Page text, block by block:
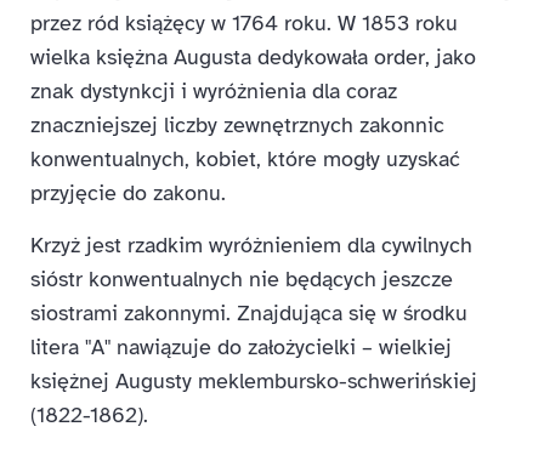
przez ród książęcy w 1764 roku. W 1853 roku
wielka księżna Augusta dedykowała order, jako
znak dystynkcji i wyróżnienia dla coraz
znaczniejszej liczby zewnętrznych zakonnic
konwentualnych, kobiet, które mogły uzyskać
przyjęcie do zakonu.
Krzyż jest rzadkim wyróżnieniem dla cywilnych
sióstr konwentualnych nie będących jeszcze
siostrami zakonnymi. Znajdująca się w środku
litera "A" nawiązuje do założycielki – wielkiej
księżnej Augusty meklembursko-schwerińskiej
(1822-1862).